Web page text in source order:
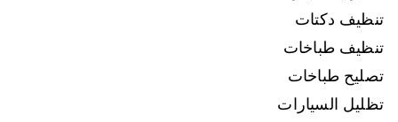
تنظيف دكتات
تنظيف طباخات
تصليح طباخات
تظليل السيارات